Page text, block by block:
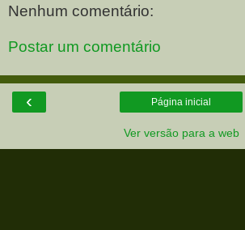
Nenhum comentário:
Postar um comentário
‹ Página inicial
Ver versão para a web